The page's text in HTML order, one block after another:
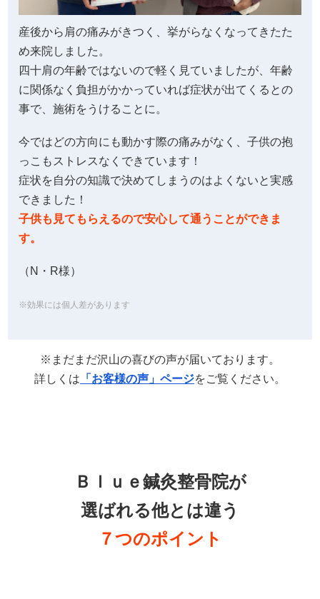
産後から肩の痛みがきつく、挙がらなくなってきたた
め来院しました。
四十肩の年齢ではないので軽く見ていましたが、年齢
に関係なく負担がかかっていれば症状が出てくるとの
事で、施術をうけることに。
今ではどの方向にも動かす際の痛みがなく、子供の抱
っこもストレスなくできています！
症状を自分の知識で決めてしまうのはよくないと実感
できました！
子供も見てもらえるので安心して通うことができま
す。
（N・R様）
※効果には個人差があります
※まだまだ沢山の喜びの声が届いております。
詳しくは 「お客様の声」ページをご覧ください。
Ｂｌｕｅ鍼灸整骨院が
選ばれる他とは違う
７つのポイント